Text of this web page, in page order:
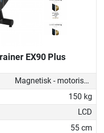
EX90 Plus
Magnetisk - motoriseret
150 kg
LCD
55 cm